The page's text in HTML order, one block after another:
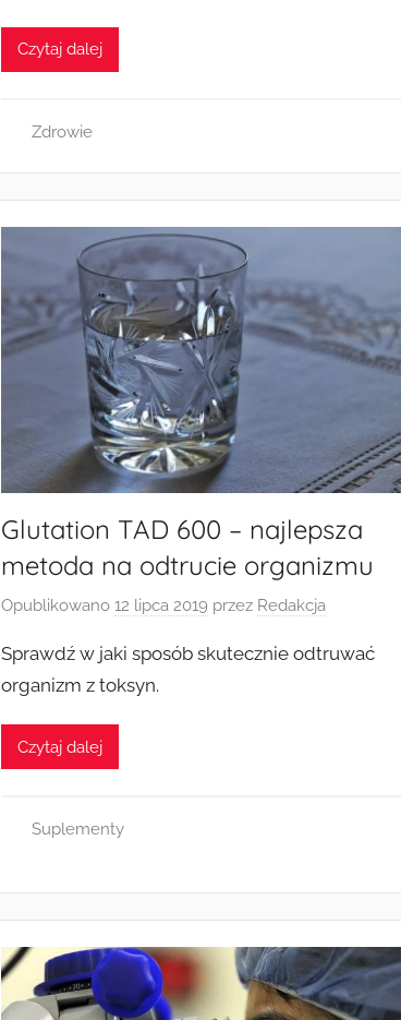
Czytaj dalej
Zdrowie
Glutation TAD 600 – najlepsza
metoda na odtrucie organizmu
Opublikowano12 lipca 2019 przez Redakcja
Sprawdź w jaki sposób skutecznie odtruwać
organizm z toksyn.
Czytaj dalej
Suplementy